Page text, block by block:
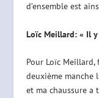
d’ensemble est
Loïc Meillard: « Il y
Pour Loïc Meillard,
deuxième manche
et ma chaussure